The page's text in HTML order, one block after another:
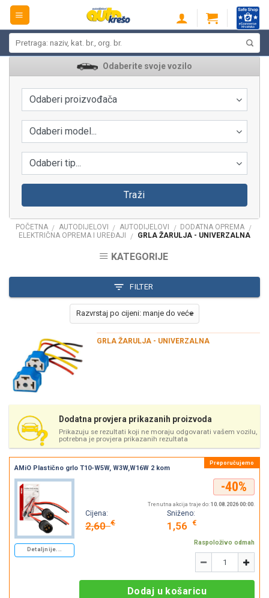
Skip
content
Odaberite svoje vozilo
Odaberi proizvođača
Odaberi model...
Odaberi tip...
Traži
POČETNA / AUTODIJELOVI / AUTODIJELOVI / DODATNA OPREMA /
ELEKTRIČNA OPREMA I UREĐAJI
/ GRLA ŽARULJA - UNIVERZALNA
KATEGORIJE
FILTER
GRLA ŽARULJA - UNIVERZALNA
Dodatna provjera prikazanih proizvoda
Prikazuju se rezultati koji ne moraju odgovarati vašem vozilu,
potrebna je provjera prikazanih rezultata
Detaljnije...
AMiO Plastično grlo T10-W5W, W3W,W16W 2 kom
-40%
Trenutna akcija traje do: 10.08.2026 00:00.
Cijena:
2,60€
Sniženo:
1,56 €
Raspoloživo odmah
- +
Dodaj u košaricu